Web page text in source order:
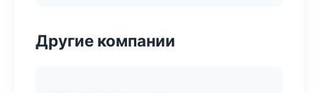
Другие компании